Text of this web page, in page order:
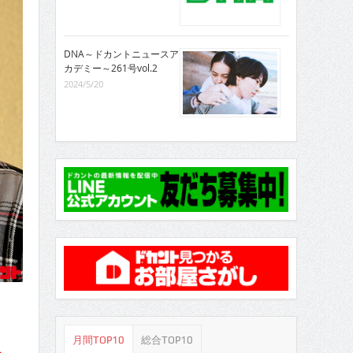
DNA～ドカントニュースア
カデミー～261号vol.2
2024/5/20
月間TOP10 総合TOP10